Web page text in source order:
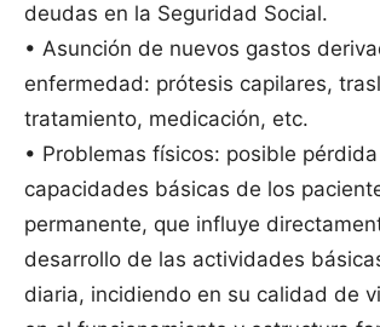
deudas en la Seguridad Social.
• Asunción de nuevos gastos
enfermedad: prótesis capilares,
tratamiento, medicación, etc.
• Problemas físicos: posible
capacidades básicas de los
permanente, que influye
desarrollo de las actividades
diaria, incidiendo en su calidad de